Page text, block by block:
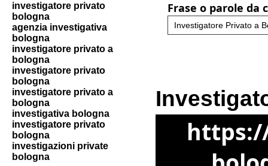
investigatore privato
bologna
agenzia investigativa
bologna
investigatore privato a
bologna
investigatore privato
bologna
investigatore privato a
bologna
investigativa bologna
investigatore privato
bologna
investigazioni private
bologna
Frase o parole da